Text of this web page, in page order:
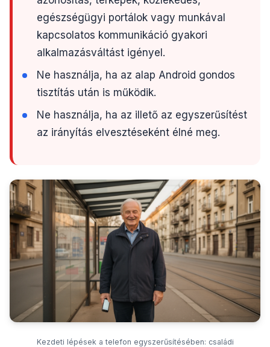
egészségügyi portálok vagy munkával
kapcsolatos kommunikáció gyakori
alkalmazásváltást igényel.
Ne használja, ha az alap Android gondos
tisztítás után is működik.
Ne használja, ha az illető az egyszerűsítést
az irányítás elvesztéseként élné meg.
Kezdeti lépések a telefon egyszerűsítésében: családi